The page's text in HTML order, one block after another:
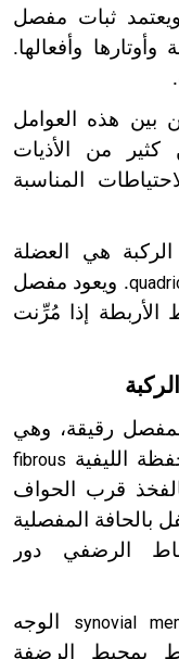
ثبات مفصل
وأفعالها.
بين هذه العوامل
كثير من الأذيات
المناسبة
هي العضلة
. ويعود مفصل
الأربطة إذا مُرِّنت
رقيقة، وهي
الليفية fibrous
قرب الحواف
بالحافة المفصلية
الرضفي دور
synovial
الوجه
بمحيط الرضفة